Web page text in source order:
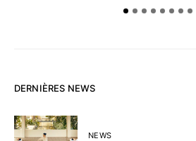
DERNIÈRES NEWS
NEWS